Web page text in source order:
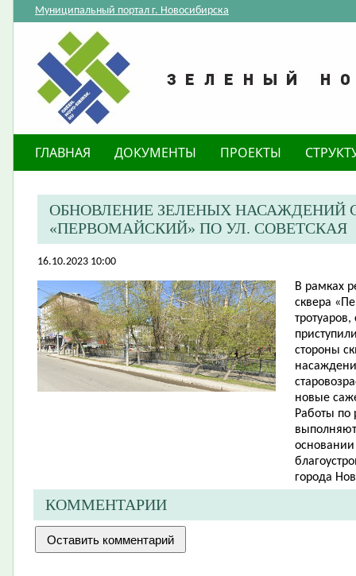
Муниципальный портал г. Новосибирска
ГЛАВНАЯ ДОКУМЕНТЫ ПРОЕКТЫ
ОБНОВЛЕНИЕ ЗЕЛЕНЫХ НАСАЖДЕНИЙ
«ПЕРВОМАЙСКИЙ» ПО УЛ. СОВЕТСКАЯ
16.10.2023 10:00
​В рамках
сквера
стороны
новые
Работы по
города
КОММЕНТАРИИ